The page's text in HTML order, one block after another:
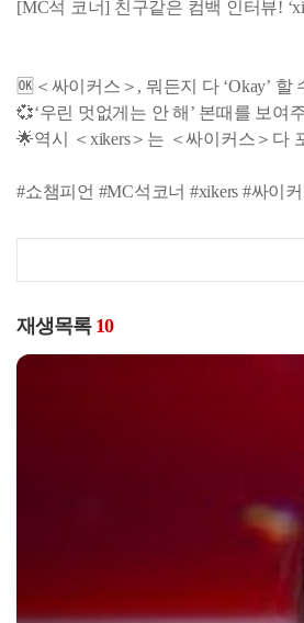
[MC석 코너] 친구같은 컴백 인터뷰!
🆗＜싸이커스＞, 뭐든지 다 ‘Okay’ 할
💞‘우린 멋없게는 안 해’ 본때를 보여
🌟역시 ＜xikers＞는 ＜싸이커스＞다
#쇼챔피언 #MC석코너 #xikers #싸이
재생목록 10